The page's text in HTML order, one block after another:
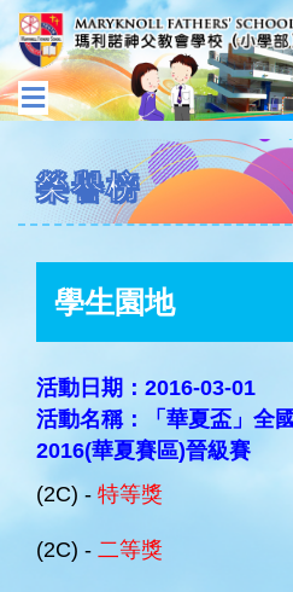
榮譽榜
學生園地
活動日期：2016-03-01
活動名稱：「華夏盃」全
2016(華夏賽區)晉級賽
(2C) - 特等獎
(2C) - 二等獎